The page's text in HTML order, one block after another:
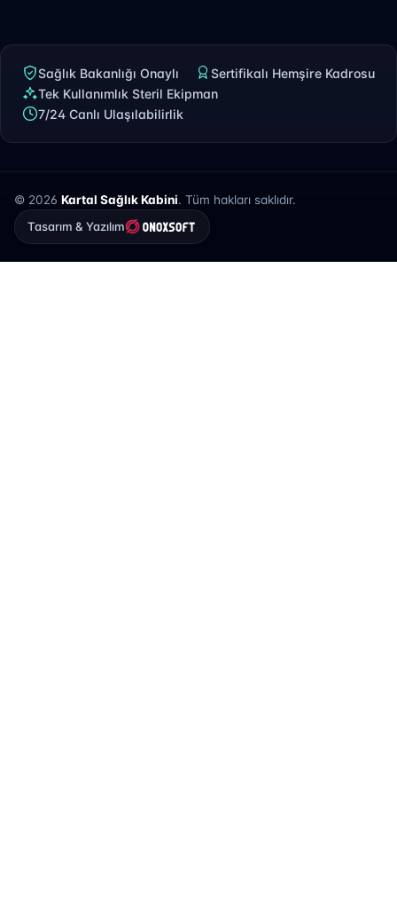
Sağlık Bakanlığı Onaylı
Sertifikalı Hemşire Kadrosu
Tek Kullanımlık Steril Ekipman
7/24 Canlı Ulaşılabilirlik
© 2026 Kartal Sağlık Kabini. Tüm hakları saklıdır.
Tasarım & Yazılım